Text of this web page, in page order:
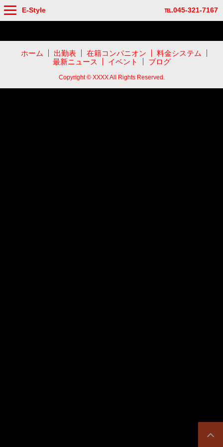
E-Style ℡.045-321-7167
ホーム 出勤表 在籍コンパニオン
料金システム
最新ニュース
イベント ブログ
Copyright © XXXX All Rights Reserved.